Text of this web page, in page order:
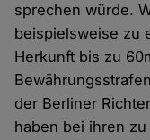
sprechen würde.
beispielsweise zu
Herkunft bis zu
der Berliner
haben bei ihren